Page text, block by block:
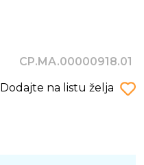
CP.MA.00000918.01
Dodajte na listu želja